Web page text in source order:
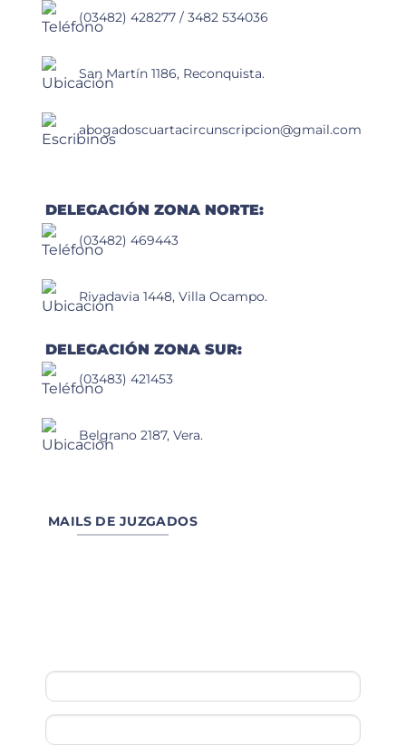
(03482) 428277 / 3482 534036
San Martín 1186, Reconquista.
abogadoscuartacircunscripcion@gmail.com
DELEGACIÓN ZONA NORTE:
(03482) 469443
Rivadavia 1448, Villa Ocampo.
DELEGACIÓN ZONA SUR:
(03483) 421453
Belgrano 2187, Vera.
MAILS DE JUZGADOS